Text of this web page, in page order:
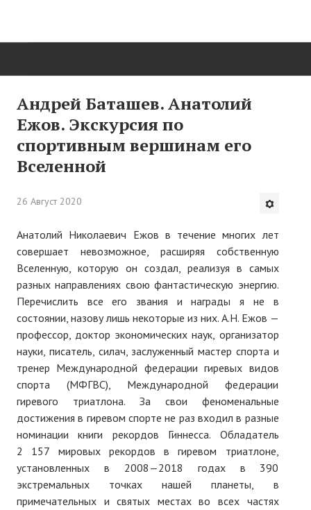
Нас поздравляют...
Там, где мы бывали...
О журнале
Памяти Игоря Сосновского
Презентация новых книг
Нам пишут
Политика обработки персональных данных
Согласие на обработку персональных данных
2025 г.
№ 10
№ 11
Андрей Баташев. Анатолий
Ежов. Экскурсия по
спортивным вершинам его
Вселенной
26 Август 2020
Анатолий Николаевич Ежов в течение многих лет
совершает невозможное, расширяя собственную
Вселенную, которую он создал, реализуя в самых
разных направлениях свою фантастическую энергию.
Перечислить все его звания и награды я не в
состоянии, назову лишь некоторые из них. А.Н. Ежов —
профессор, доктор экономических наук, организатор
науки, писатель, силач, заслуженный мастер спорта и
тренер Международной федерации гиревых видов
спорта (МФГВС), Международной федерации
гиревого триатлона. За свои феноменальные
достижения в гиревом спорте не раз входил в разные
номинации книги рекордов Гиннесса. Обладатель
2 157 мировых рекордов в гиревом триатлоне,
установленных в 2008—2018 годах в 390
экстремальных точках нашей планеты, в
примечательных и святых местах во всех частях